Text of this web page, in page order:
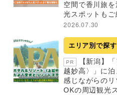
空間で香川旅
光スポットもご
2026.07.30
エリア別で探す
PR
【新潟】
越妙高〉」に
感じながらの
OKの周辺観光